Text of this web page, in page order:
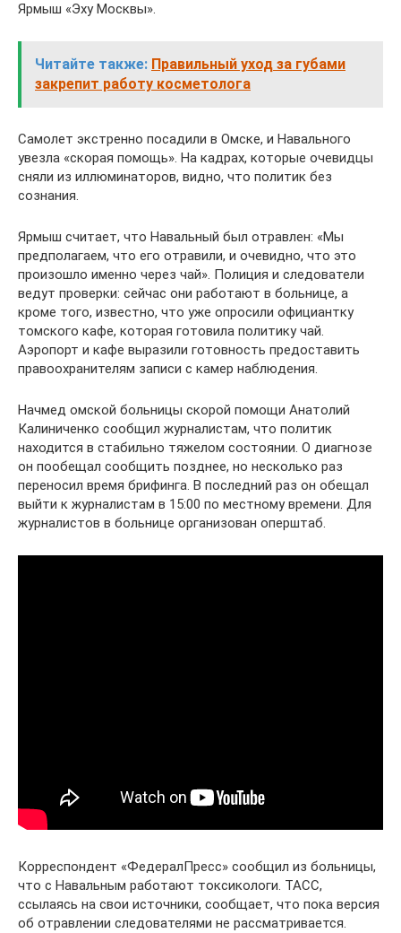
Ярмыш «Эху Москвы».
Читайте также: Правильный уход за губами
закрепит работу косметолога
Самолет экстренно посадили в Омске, и Навального
увезла «скорая помощь». На кадрах, которые очевидцы
сняли из иллюминаторов, видно, что политик без
сознания.
Ярмыш считает, что Навальный был отравлен: «Мы
предполагаем, что его отравили, и очевидно, что это
произошло именно через чай». Полиция и следователи
ведут проверки: сейчас они работают в больнице, а
кроме того, известно, что уже опросили официантку
томского кафе, которая готовила политику чай.
Аэропорт и кафе выразили готовность предоставить
правоохранителям записи с камер наблюдения.
Начмед омской больницы скорой помощи Анатолий
Калиниченко сообщил журналистам, что политик
находится в стабильно тяжелом состоянии. О диагнозе
он пообещал сообщить позднее, но несколько раз
переносил время брифинга. В последний раз он обещал
выйти к журналистам в 15:00 по местному времени. Для
журналистов в больнице организован оперштаб.
Корреспондент «ФедералПресс» сообщил из больницы,
что с Навальным работают токсикологи. ТАСС,
ссылаясь на свои источники, сообщает, что пока версия
об отравлении следователями не рассматривается.